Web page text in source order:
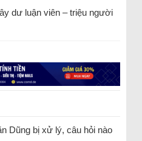
dư luận viên – triệu người
Dũng bị xử lý, câu hỏi nào